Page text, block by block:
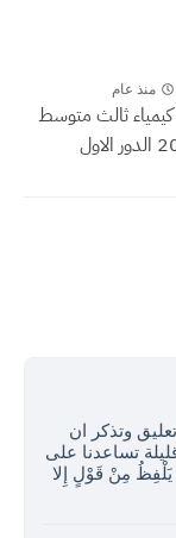
منذ عام
ثالث متوسط
وتذكر ان
تساعدنا على
يَلْفِظُ مِنْ قَوْلٍ إِلا